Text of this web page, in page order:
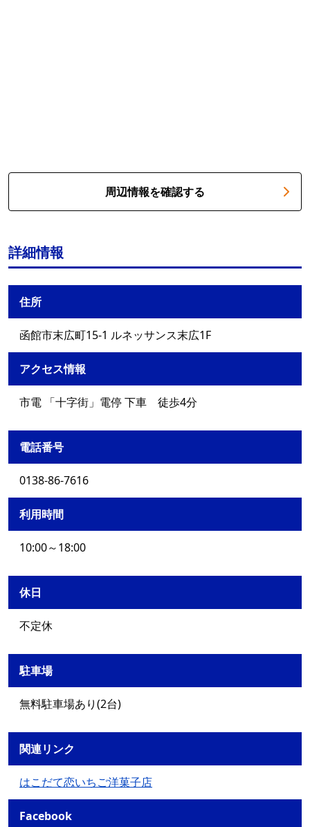
周辺情報を確認する
詳細情報
住所
函館市末広町15-1 ルネッサンス末広1F
アクセス情報
市電 「十字街」電停 下車 徒歩4分
電話番号
0138-86-7616
利用時間
10:00～18:00
休日
不定休
駐車場
無料駐車場あり(2台)
関連リンク
はこだて恋いちご洋菓子店
Facebook